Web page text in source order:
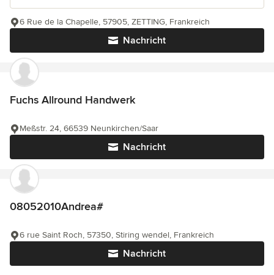
Nachricht
6 Rue de la Chapelle, 57905, ZETTING, Frankreich
Fuchs Allround Handwerk
Nachricht
Meßstr. 24, 66539 Neunkirchen/Saar
08052010Andrea#
Nachricht
6 rue Saint Roch, 57350, Stiring wendel, Frankreich